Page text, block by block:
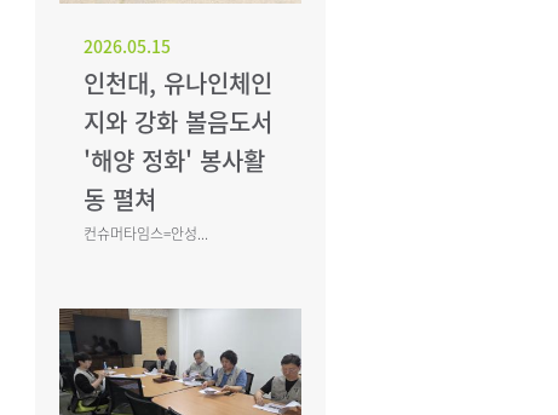
2026.05.15
인천대, 유나인체인
지와 강화 볼음도서
'해양 정화' 봉사활
동 펼쳐
컨슈머타임스=안성...